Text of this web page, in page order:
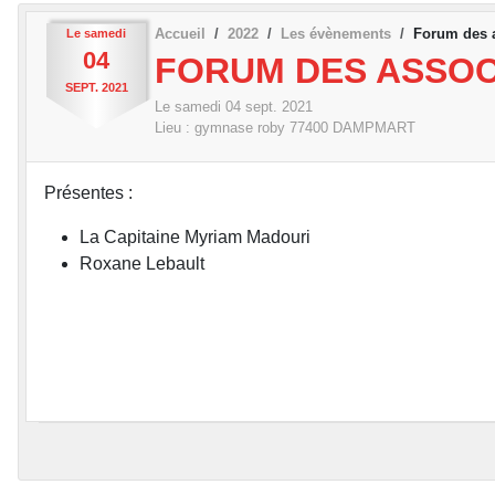
Le samedi
04
SEPT. 2021
Accueil 2022 Les évènements Forum des
FORUM DES
Le samedi 04 sept. 2021
Lieu : gymnase roby 77400 DAMPMART
Présentes :
La Capitaine Myriam Madouri
Roxane Lebault